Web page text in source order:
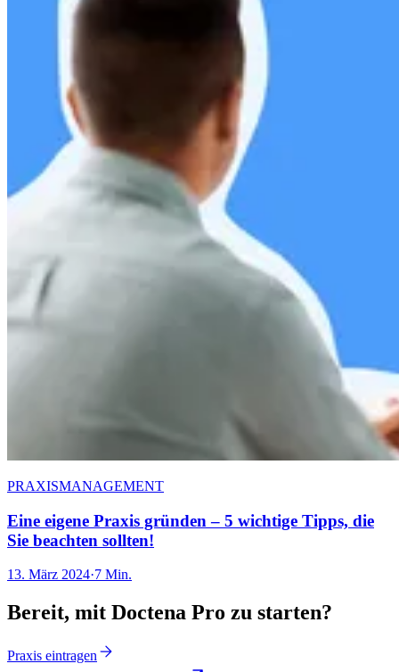
PRAXISMANAGEMENT
Eine eigene Praxis gründen – 5 wichtige Tipps, die
Sie beachten sollten!
13. März 2024·7 Min.
Bereit, mit Doctena Pro zu starten?
Praxis eintragen